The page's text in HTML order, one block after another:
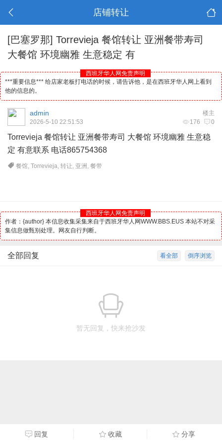
店铺转让
[巴塞罗那] Torrevieja 餐馆转让 亚洲餐带寿司
大餐馆 环境幽雅 生意稳定 有
西班牙华人网免责声明
***重要信息*** 给店家老板打电话的时候，请告诉他，是在西班牙华人网上看到
他的信息的。
楼主
admin
176 0
2026-5-10 22:51:53
Torrevieja 餐馆转让 亚洲餐带寿司 大餐馆 环境幽雅 生意稳
定 有意联系 电话865754368
餐馆,Torrevieja,转让, 亚洲 ,餐带
西班牙华人网免责声明
作者：{author} 本信息收集采集来自于西班牙华人网WWW.BBS.EUS 本站不对采
集信息做甄别处理。网友自行判断。
倒序浏览
看全部
全部回复
暂无回复，快来抢沙发
回复 收藏 分享